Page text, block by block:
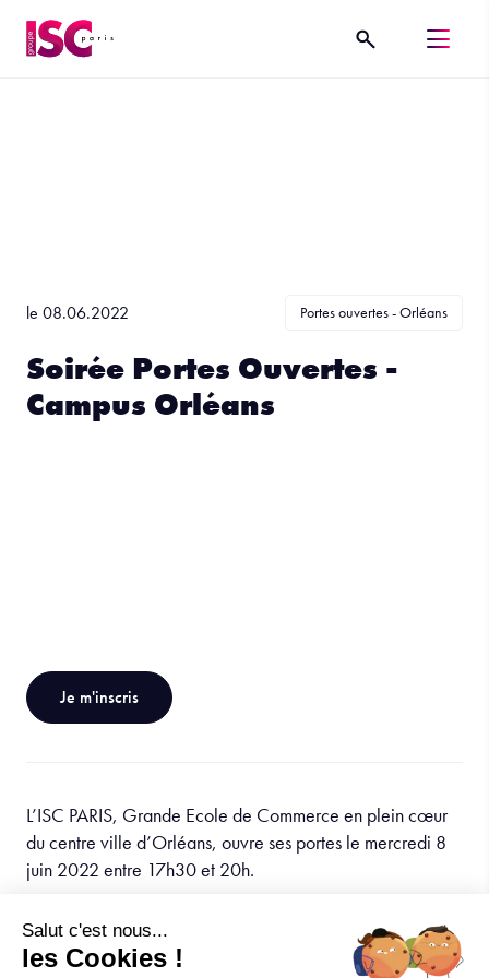
le 08.06.2022 Portes ouvertes - Orléans
Soirée Portes Ouvertes -
Campus Orléans
Je m'inscris
L’ISC PARIS, Grande Ecole de Commerce en plein cœur
du centre ville d’Orléans, ouvre ses portes le mercredi 8
juin 2022 entre 17h30 et 20h.
Inscrivez-vous et venez à la rencontre de nos étudiants, de
nos professeurs et de notre équipe lors de cette soirée sur
Salut c'est nous...
les Cookies !